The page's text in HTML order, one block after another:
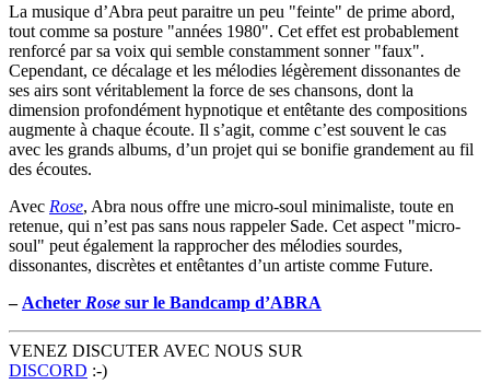
La musique d’Abra peut paraitre un peu "feinte" de prime abord,
tout comme sa posture "années 1980". Cet effet est probablement
renforcé par sa voix qui semble constamment sonner "faux".
Cependant, ce décalage et les mélodies légèrement dissonantes de
ses airs sont véritablement la force de ses chansons, dont la
dimension profondément hypnotique et entêtante des compositions
augmente à chaque écoute. Il s’agit, comme c’est souvent le cas
avec les grands albums, d’un projet qui se bonifie grandement au fil
des écoutes.
Avec Rose, Abra nous offre une micro-soul minimaliste, toute en
retenue, qui n’est pas sans nous rappeler Sade. Cet aspect "micro-
soul" peut également la rapprocher des mélodies sourdes,
dissonantes, discrètes et entêtantes d’un artiste comme Future.
– Acheter Rose sur le Bandcamp d’ABRA
VENEZ DISCUTER AVEC NOUS SUR
DISCORD :-)